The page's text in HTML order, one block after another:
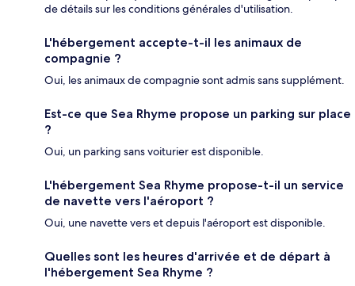
de détails sur les conditions générales d'utilisation.
L'hébergement accepte-t-il les animaux de
compagnie ?
Oui, les animaux de compagnie sont admis sans supplément.
Est-ce que Sea Rhyme propose un parking sur place
?
Oui, un parking sans voiturier est disponible.
L'hébergement Sea Rhyme propose-t-il un service
de navette vers l'aéroport ?
Oui, une navette vers et depuis l'aéroport est disponible.
Quelles sont les heures d'arrivée et de départ à
l'hébergement Sea Rhyme ?